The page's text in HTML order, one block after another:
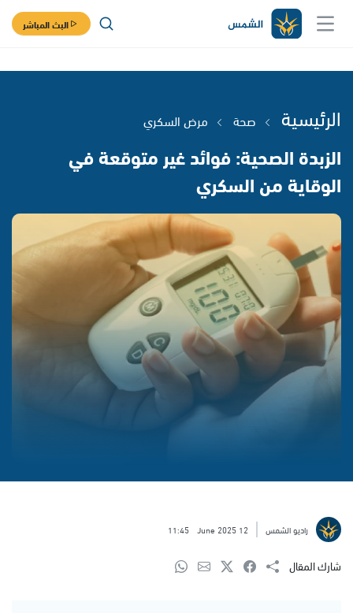
البث المباشر
الرئيسية صحة مرض السكري
الزبدة الصحية: فوائد غير متوقعة في
الوقاية من السكري
راديو الشمس 12 June 2025
11:45
شارك المقال